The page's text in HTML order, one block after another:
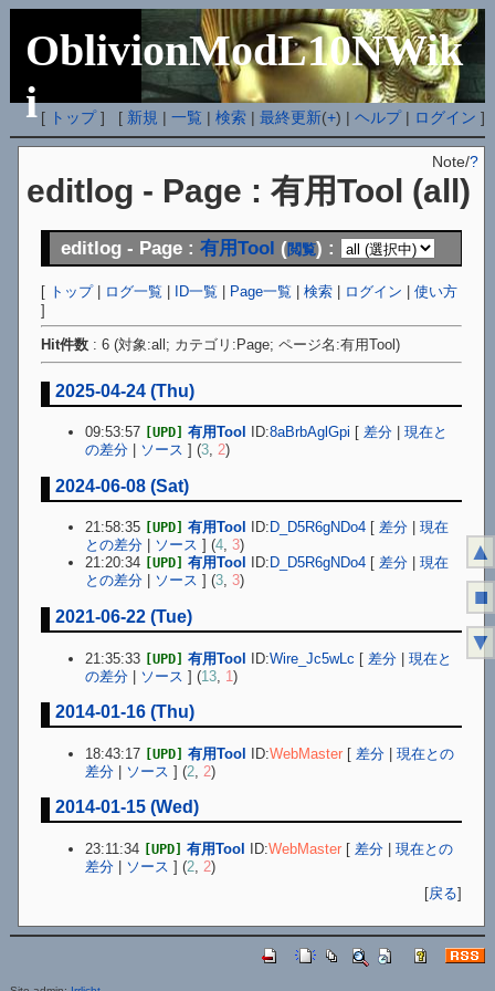
OblivionModL10NWik
i [ トップ] [ 新規 |一覧 |検索 |最終更新(+) |ヘルプ| ログイン ]
editlog - Page : 有用Tool (all)
Note/?
editlog - Page :有用Tool (閲覧) :
[ トップ| ログ一覧 | ID一覧 | Page一覧 |検索 | ログイン |使い方
]
Hit件数 : 6 (対象:all; カテゴリ:Page; ページ名:有用Tool)
2025-04-24 (Thu)
09:53:57 [UPD] 有用Tool ID:8aBrbAglGpi [差分 |現在と
の差分
ソース ] (3,2)
2024-06-08 (Sat)
21:58:35 [UPD] 有用Tool ID: D_D5R6gNDo4 [差分 |現在
との差分
ソース ] (4,3)
21:20:34
[UPD] 有用Tool ID: D_D5R6gNDo4 [差分 |現在
との差分
ソース ] (3,3)
2021-06-22 (Tue)
21:35:33 [UPD] 有用Tool ID:Wire_Jc5wLc [ 差分 |現在と
の差分 | ソース ] (13 1)
2014-01-16 (Thu)
18:43:17 [UPD] 有用Tool ID:WebMaster [ 差分 |現在との
差分
ソース ] (2 2)
2014-01-15 (Wed)
23:11:34 [UPD] 有用Tool ID:WebMaster [差分 |現在との
差分
ソース ] (2,2)
[戻る]
▲
■
▼